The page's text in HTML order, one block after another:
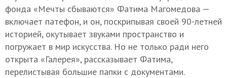
фонда «Мечты сбываются» Фатима Магомедова —
включает патефон, и он, поскрипывая своей 90-летней
историей, окутывает звуками пространство и
погружает в мир искусства. Но не только ради него
открыта «Галерея», рассказывает Фатима,
перелистывая большие папки с документами.